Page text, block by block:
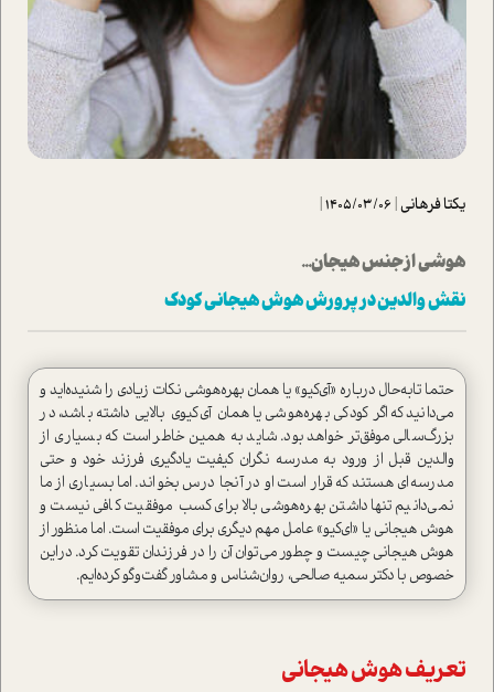
یکتا فرهانی|
1405/03/06
|
هوشي از جنس هيجان...
نقش والدين در پرورش هوش هيجاني کودک
حتما تابه‌حال درباره «آي‌كيو»‌ يا همان بهره‌هوشي نکات زيادي را شنیده‌اید و
مي‌دانيد ‌كه اگر كودكي بهره‌هوشي يا همان آي‌كيوي بالايي داشته باشد، در
بزرگ‌سالي موفق‌تر خواهد بود. شايد به همين خاطر است كه بسياري‌ از
والدين قبل از ورود به‌ مدرسه ‌نگران كيفيت يادگيري فرزند خود و‌ حتي
مدرسه‌اي هستند‌ كه قرار است او در آنجا درس بخواند‌. اما بسياري از ما
نمي‌دانيم تنها داشتن بهره‌هوشي بالا براي كسب موفقيت كافي نيست و
هوش هيجاني يا «اي‌كيو» عامل مهم دیگری برای موفقیت است. اما منظور از
هوش هيجاني چيست و چطور مي‌توان آن را در فرزندان تقويت كرد‌. در‌اين
خصوص با دكتر سميه صالحي‌، روان‌شناس و مشاور گفت‌و‌گو كرده‌ايم‌.
تعريف هوش هيجاني